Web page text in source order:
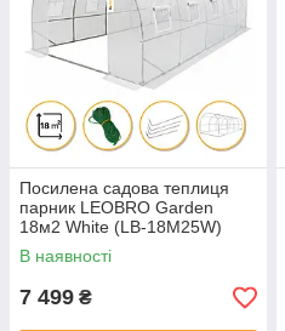
Посилена садова теплиця
парник LEOBRO Garden
18м2 White (LB-18M25W)
В наявності
7 499 ₴